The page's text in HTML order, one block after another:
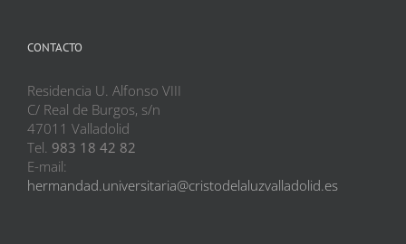
CONTACTO
Residencia U. Alfonso VIII
C/ Real de Burgos, s/n
47011 Valladolid
Tel. 983 18 42 82
E-mail:
hermandad.universitaria@cristodelaluzvalladolid.es